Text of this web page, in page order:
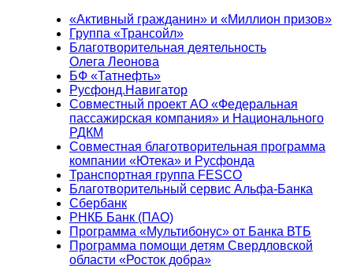
«Активный гражданин» и «Миллион призов»
Группа «Трансойл»
Благотворительная деятельность
Олега Леонова
БФ «Татнефть»
Русфонд.Навигатор
Совместный проект АО «Федеральная
пассажирская компания» и Национального
РДКМ
Совместная благотворительная программа
компании «Ютека» и Русфонда
Транспортная группа FESCO
Благотворительный сервис Альфа-Банка
Сбербанк
РНКБ Банк (ПАО)
Программа «Мультибонус» от Банка ВТБ
Программа помощи детям Свердловской
области «Росток добра»